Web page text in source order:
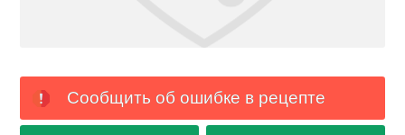
Сообщить об ошибке в рецепте